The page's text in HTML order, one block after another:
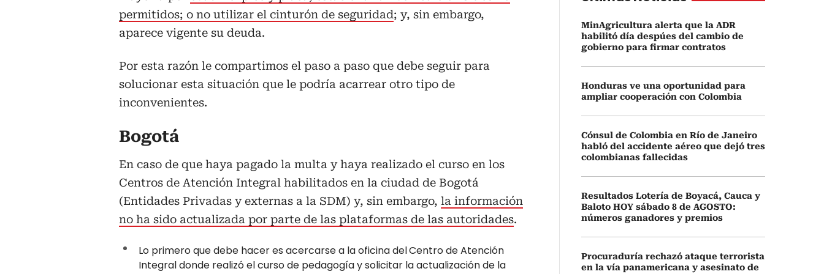
permitidos; o no utilizar el cinturón de seguridad; y, sin embargo,
aparece vigente su deuda.
Por esta razón le compartimos el paso a paso que debe seguir para
solucionar esta situación que le podría acarrear otro tipo de
inconvenientes.
Bogotá
En caso de que haya pagado la multa y haya realizado el curso en los
Centros de Atención Integral habilitados en la ciudad de Bogotá
(Entidades Privadas y externas a la SDM) y, sin embargo, la información
no ha sido actualizada por parte de las plataformas de las autoridades.
Lo primero que debe hacer es acercarse a la oficina delCentro de Atención
Integral donde realizó el curso de pedagogía y solicitar la actualización de la
MinAgricultura alerta que la ADR
habilitó día despúes del cambio de
gobierno para firmar contratos
Honduras ve una oportunidad para
ampliar cooperación con Colombia
Cónsul de Colombia en Río de Janeiro
habló del accidente aéreo que dejó tres
colombianas fallecidas
Resultados Lotería de Boyacá, Cauca y
Baloto HOY sábado 8 de AGOSTO:
números ganadores y premios
Procuraduría rechazó ataque terrorista
en la vía panamericana y asesinato de